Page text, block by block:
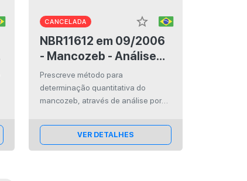
CANCELADA
star_border
NBR11612 em 09/2006
- Mancozeb - Análise
por titulação
Prescreve método para
determinação quantitativa do
mancozeb, através de análise por
técnico e suas formulações simples.
VER DETALHES